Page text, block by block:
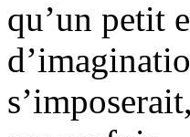
qu’un petit
s’imposerait,